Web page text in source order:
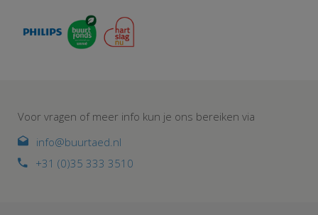
Voor vragen of meer info kun je ons bereiken via
info@buurtaed.nl
+31 (0)35 333 3510